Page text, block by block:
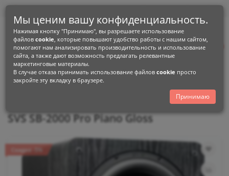
+38 (096) 900-74-99
+38 (093) 159-06-76
Каталог
SVS SB-2000 Pro Piano Gloss
SVS SB-2000 Pro Piano Gloss
Скидка -5%
Мы ценим вашу конфиденциальность.
Нажимая кнопку "Принимаю", вы разрешаете использование
файловcookie, которые повышают удобство работы с нашим сайтом,
помогают нам анализировать производительность и использование
сайта, а также дают возможность предлагать релевантные
маркетинговые материалы.
В случае отказа принимать использование файловcookie просто
закройте эту вкладку в браузере.
Принимаю